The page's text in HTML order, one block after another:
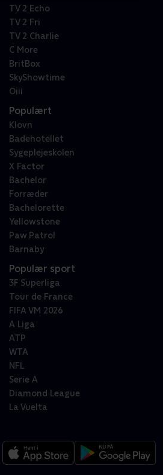
TV 2 Echo
TV 2 Fri
TV 2 Charlie
C More
BritBox
SkyShowtime
Oiii
Populært
Klovn
Badehotellet
Sygeplejeskolen
X Factor
Bachelor
Forræder
Bachelorette
Yellowstone
Paw Patrol
Barnaby
Populær sport
3F Superliga
Tour de France
FIFA VM 2026
A Liga
ATP
WTA
NFL
Serie A
Diamond League
La Vuelta